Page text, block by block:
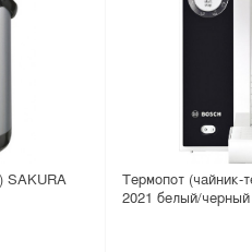
SAKURA
Термопот (чайник-
2021 белый/черный